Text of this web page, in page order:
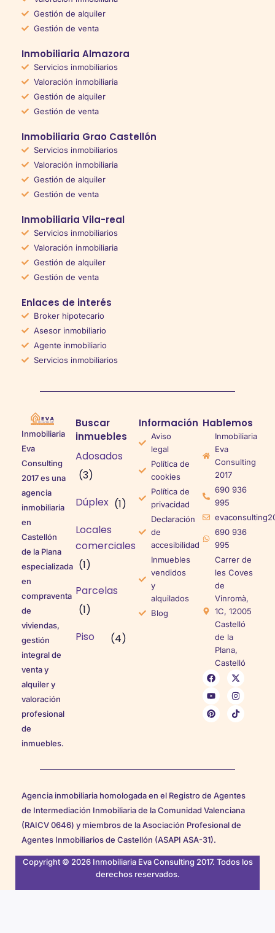
Gestión de alquiler
Gestión de venta
Inmobiliaria Almazora
Servicios inmobiliarios
Valoración inmobiliaria
Gestión de alquiler
Gestión de venta
Inmobiliaria Grao Castellón
Servicios inmobiliarios
Valoración inmobiliaria
Gestión de alquiler
Gestión de venta
Inmobiliaria Vila-real
Servicios inmobiliarios
Valoración inmobiliaria
Gestión de alquiler
Gestión de venta
Enlaces de interés
Broker hipotecario
Asesor inmobiliario
Agente inmobiliario
Servicios inmobiliarios
Inmobiliaria
Eva
Consulting
2017 es una
agencia
inmobiliaria
en
Castellón
de la Plana
especializada
en
compraventa
de
viviendas,
gestión
integral de
venta y
alquiler y
valoración
profesional
de
inmuebles.
Buscar
inmuebles
Adosados
(3)
Dúplex (1)
Locales
comerciales
(1)
Parcelas
(1)
Piso
(4)
Información
Aviso
legal
Política de
cookies
Política de
privacidad
Declaración
de
accesibilidad
Inmuebles
vendidos
y
alquilados
Blog
Hablemos
Inmobiliaria
Eva
Consulting
2017
690 936
995
690 936
995
Carrer de
les Coves
de
Vinromà,
1C, 12005
Castelló
de la
Plana,
Castelló
Agencia inmobiliaria homologada en el Registro de Agentes
de Intermediación Inmobiliaria de la Comunidad Valenciana
(RAICV 0646) y miembros de la Asociación Profesional de
Agentes Inmobiliarios de Castellón (ASAPI ASA-31).
Copyright © 2026 Inmobiliaria Eva Consulting 2017. Todos los
derechos reservados.